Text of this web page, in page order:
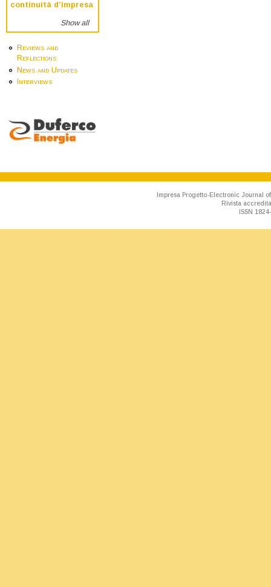
continuità d’impresa
Show all
Reviews and
Reflections
News and Updates
Interviews
Impresa Progetto-Electronic Journal
Rivista
ISSN